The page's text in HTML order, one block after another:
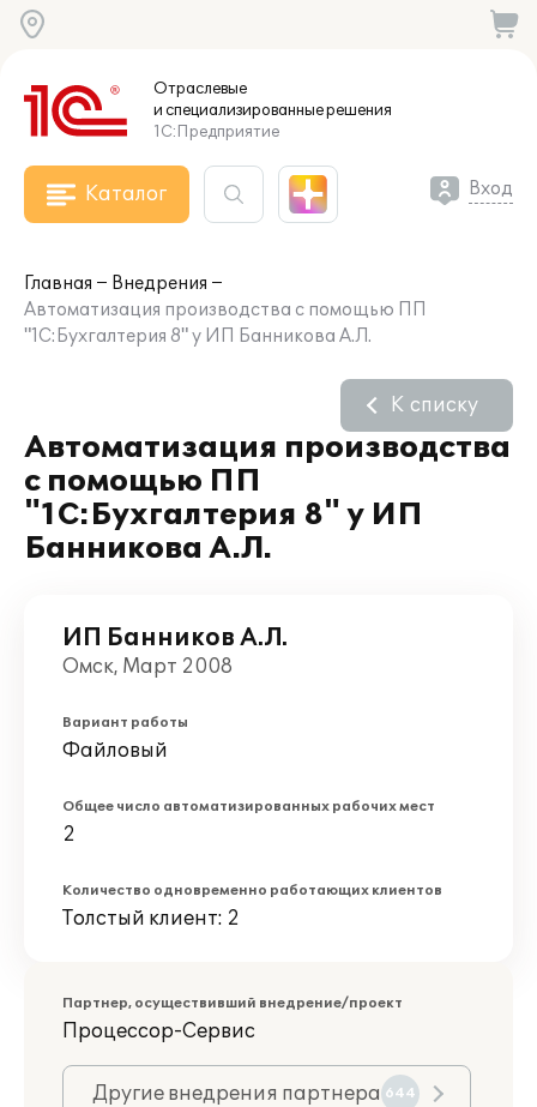
Отраслевые
и специализированныерешения
1С:Предприятие
Каталог Вход
Главная
Внедрения
Автоматизация производства с помощью ПП
"1С:Бухгалтерия 8" у ИП Банникова А.Л.
Автоматизация производства
с помощью ПП
"1С:Бухгалтерия 8" у ИП
Банникова А.Л.
К списку
ИП Банников А.Л.
Омск, Март 2008
Вариант работы
Файловый
Общее число автоматизированных рабочих мест
2
Количество одновременно работающих клиентов
Толстый клиент: 2
Партнер, осуществивший внедрение/проект
Процессор-Сервис
Другие внедрения партнера 644